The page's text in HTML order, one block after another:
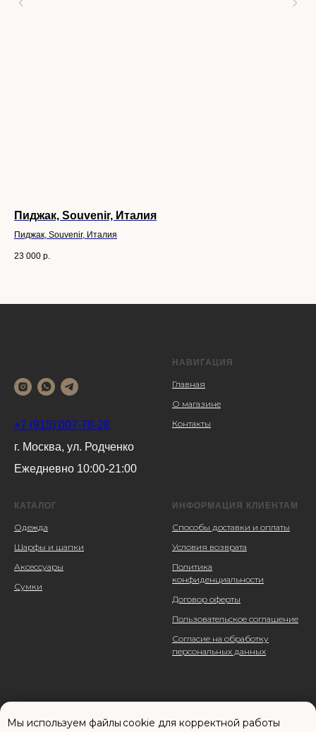
Мы используем файлы cookie для корректной работы
Пиджак, Souvenir, Италия
Пиджак, Souvenir, Италия
23 000 р.
+7 (915) 007-78-28
г. Москва, ул. Родченко
Ежедневно 10:00-21:00
НАВИГАЦИЯ
Главная
О магазине
Контакты
КАТАЛОГ
Одежда
Шарфы и шапки
Аксессуары
Сумки
ИНФОРМАЦИЯ КЛИЕНТАМ
Способы доставки и оплаты
Условия возврата
Политика
конфиденциальности
Договор оферты
Пользовательское соглашение
Согласие на обработку
персональных данных